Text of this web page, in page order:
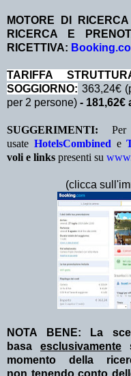
MOTORE DI
RICERCA E
RICETTIVA:
TA RIFFA
SOGGIORNO: 363,24€
per 2 persone) - 181,62€
SUGGERIMENTI: Per
usate HotelsCombined e
voli e links presenti su
(clicca
NOTA BENE: La
basa esclusivamente
momento della
non tenendo conto